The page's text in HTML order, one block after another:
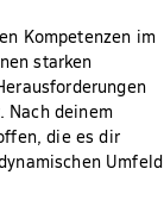
Kompetenzen im
starken
Nach deinem
die es dir
Umfeld